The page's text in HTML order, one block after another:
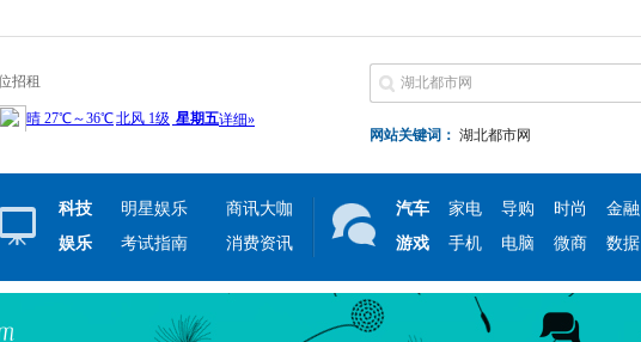
招租
网站关键词： 湖北都市网
科技 明星娱乐
商讯大咖
娱乐
考试指南 消费资讯
汽车 家电 导购 时尚
金融
游戏
手机 电脑 微商 数据